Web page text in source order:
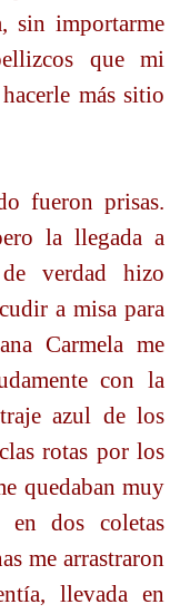
sin importarme
que mi
más sitio
fueron prisas.
la llegada a
verdad hizo
a misa para
Carmela me
con la
azul de los
rotas por los
quedaban muy
en dos coletas
me arrastraron
llevada en